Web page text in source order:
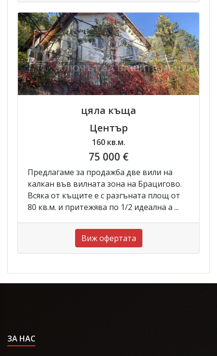
цяла къща
Център
160 кв.м.
75 000 €
Предлагаме за продажба две вили на
калкан във вилната зона на Брацигово.
Всяка от къщите е с разгъната площ от
80 кв.м. и притежява по 1/2 идеална а ...
Виж офертата
ЗА НАС